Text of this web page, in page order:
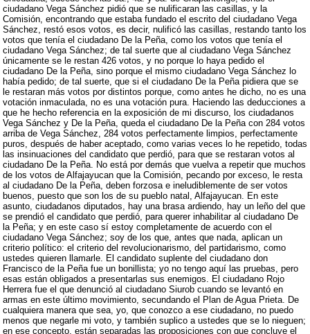
ciudadano Vega Sánchez pidió que se nulificaran las casillas, y la
Comisión, encontrando que estaba fundado el escrito del ciudadano Vega
Sánchez, restó esos votos, es decir, nulificó las casillas, restando tanto los
votos que tenía el ciudadano De la Peña, como los votos que tenía el
ciudadano Vega Sánchez; de tal suerte que al ciudadano Vega Sánchez
únicamente se le restan 426 votos, y no porque lo haya pedido el
ciudadano De la Peña, sino porque el mismo ciudadano Vega Sánchez lo
había pedido; de tal suerte, que si el ciudadano De la Peña pidiera que se
le restaran más votos por distintos porque, como antes he dicho, no es una
votación inmaculada, no es una votación pura. Haciendo las deducciones a
que he hecho referencia en la exposición de mi discurso, los ciudadanos
Vega Sánchez y De la Peña, queda el ciudadano De la Peña con 284 votos
arriba de Vega Sánchez, 284 votos perfectamente limpios, perfectamente
puros, después de haber aceptado, como varias veces lo he repetido, todas
las insinuaciones del candidato que perdió, para que se restaran votos al
ciudadano De la Peña. No está por demás que vuelva a repetir que muchos
de los votos de Alfajayucan que la Comisión, pecando por exceso, le resta
al ciudadano De la Peña, deben forzosa e ineludiblemente de ser votos
buenos, puesto que son los de su pueblo natal, Alfajayucan. En este
asunto, ciudadanos diputados, hay una brasa ardiendo, hay un leño del que
se prendió el candidato que perdió, para querer inhabilitar al ciudadano De
la Peña; y en este caso sí estoy completamente de acuerdo con el
ciudadano Vega Sánchez; soy de los que, antes que nada, aplican un
criterio político: el criterio del revolucionarismo, del partidarismo, como
ustedes quieren llamarle. El candidato suplente del ciudadano don
Francisco de la Peña fue un bonillista; yo no tengo aquí las pruebas, pero
esas están obligados a presentarlas sus enemigos. El ciudadano Rojo
Herrera fue el que denunció al ciudadano Siurob cuando se levantó en
armas en este último movimiento, secundando el Plan de Agua Prieta. De
cualquiera manera que sea, yo, que conozco a ese ciudadano, no puedo
menos que negarle mi voto, y también suplico a ustedes que se lo nieguen;
en ese concepto, están separadas las proposiciones con que concluye el